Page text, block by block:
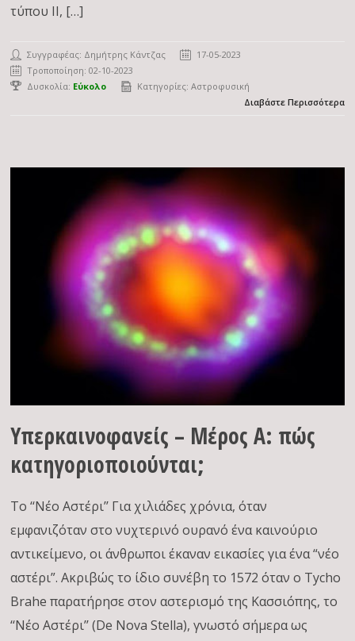
τύπου ΙΙ, […]
Συγγραφέας: Δημήτρης Κάντζας
17-05-2023
Τροποποίηση: 02-10-2023
Δυσκολία: Εύκολο Κατηγορίες:Αστροφυσική
Διαβάστε Περισσότερα
Υπερκαινοφανείς – Μέρος Α: πώς
κατηγοριοποιούνται;
Το ‘‘Νέο Αστέρι’’ Για χιλιάδες χρόνια, όταν
εμφανιζόταν στο νυχτερινό ουρανό ένα καινούριο
αντικείμενο, οι άνθρωποι έκαναν εικασίες για ένα “νέο
αστέρι”. Ακριβώς το ίδιο συνέβη το 1572 όταν ο Tycho
Brahe παρατήρησε στον αστερισμό της Κασσιόπης, το
‘‘Νέο Αστέρι’’ (De Nova Stella), γνωστό σήμερα ως